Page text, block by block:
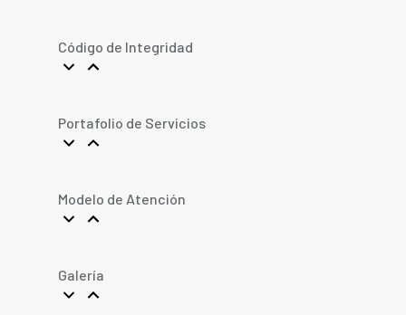
Código de Integridad
Portafolio de Servicios
Modelo de Atención
Galería